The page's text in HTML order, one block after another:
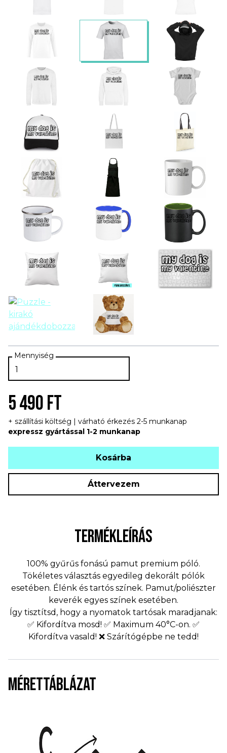
5 490 FT
+ szállítási költség | várható érkezés 2-5 munkanap
expressz gyártással 1-2 munkanap
Kosárba
Áttervezem
TERMÉKLEÍRÁS
100% gyűrűs fonású pamut premium póló.
Tökéletes választás egyedileg dekorált pólók
esetében. Élénk és tartós színek. Pamut/poliészter
keverék egyes színek esetében.
Így tisztítsd, hogy a nyomatok tartósak maradjanak:
✅ Kifordítva mosd! ✅ Maximum 40°C-on. ✅
Kifordítva vasald! ❌ Szárítógépbe ne tedd!
MÉRETTÁBLÁZAT